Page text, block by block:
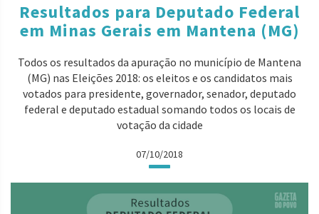
Resultados para Deputado Federal
em Minas Gerais em Mantena (MG)
Todos os resultados da apuração no município de Mantena
(MG) nas Eleições 2018: os eleitos e os candidatos mais
votados para presidente, governador, senador, deputado
federal e deputado estadual somando todos os locais de
votação da cidade
07/10/2018